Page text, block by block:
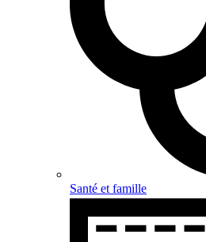
Santé et famille